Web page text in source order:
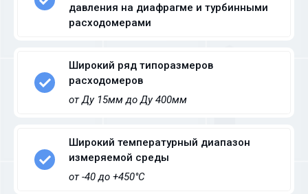
давления на диафрагме и турбинными
расходомерами
Широкий ряд типоразмеров
расходомеров
от Ду 15мм до Ду 400мм
Широкий температурный диапазон
измеряемой среды
от -40 до +450°С